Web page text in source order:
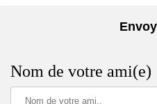
Nom de votre ami(e)